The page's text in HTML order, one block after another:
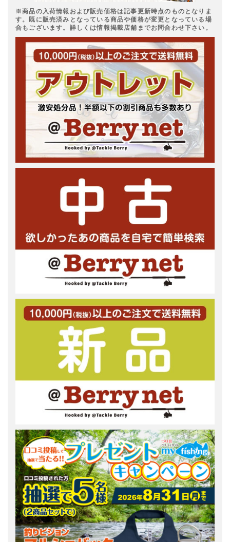
※商品の入荷情報および販売価格は記事更新時点のものとなりま
す。既に販売済みとなっている商品や価格が変更となっている場
合もございます。詳しくは情報掲載店舗までお問合わせ下さい。